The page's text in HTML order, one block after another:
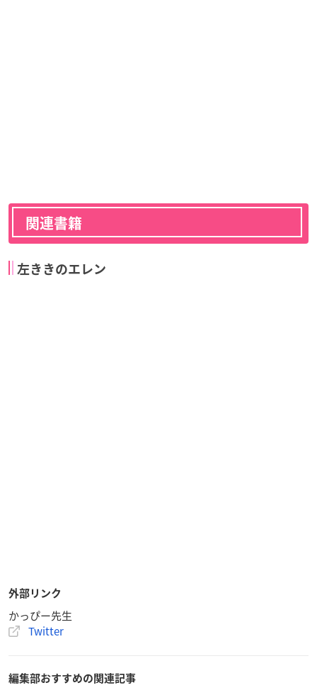
関連書籍
左ききのエレン
外部リンク
かっぴー先生
Twitter
編集部おすすめの関連記事